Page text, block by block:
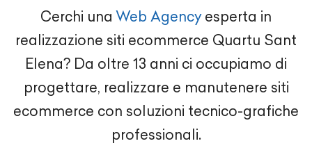
Cerchi una Web Agency esperta in
realizzazione siti ecommerce Quartu Sant
Elena? Da oltre 13 anni ci occupiamo di
progettare, realizzare e manutenere siti
ecommerce con soluzioni tecnico-grafiche
professionali.